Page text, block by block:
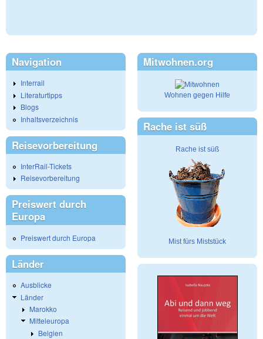
Navigation
Interrail
Literaturtipps
Blogs
Inhaltsverzeichnis
Reisevorbereitung
InterRail-Tickets
Reisevorbereitung
Preiswert durch
Europa
Preiswert durch Europa
Länder
Ausblicke
Länder
Marokko
Mitteleuropa
Belgien
Mitwohnen.org
Wohnen gegen Hilfe
Rache ist süß
Rache ist süß
Mist fürs Miststück